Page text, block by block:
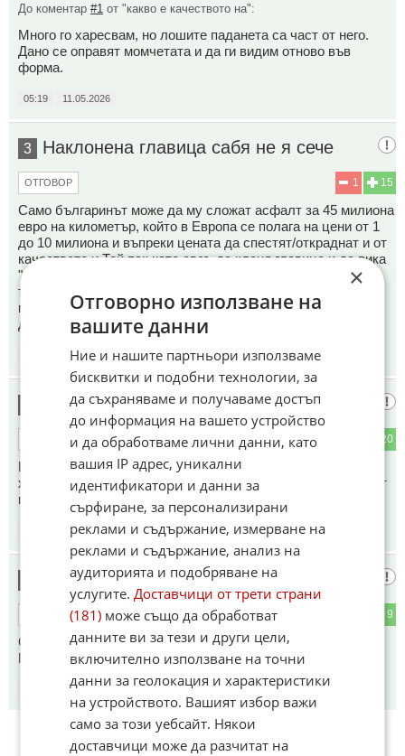
До коментар #1 от "какво е качеството на":
Много го харесвам, но лошите паданета са част от него.
Дано се оправят момчетата и да ги видим отново във
форма.
05:19 11.05.2026
3 Наклонена главица сабя не я сече
15
1
ОТГОВОР
Само българинът може да му сложат асфалт за 45 милиона
евро на километър, който в Европа се полага на цени от 1
до 10 милиона и въпреки цената да спестят/откраднат и от
качеството и Той пак като овсъ да кланя главица и да вика
"А добре е асфалтчето, става, хубаво изглежда по
телевизията" А чужденците ако е вярно че са им платили
много милиони за заснемането, естествено че ще са
доволни. Иначе хубави кадри.
11.05.2026
Ванк0-1
20
ОТГОВОР
Баце, изби световния елит в колезденето с тоя твой
хлъзгав асфалт,то бива кражба, ама дано новите прибират
по-малко.
11.05.2026
Велев
9
ОТГОВОР
Сега от АПИ да им се потърси отговорност за настилката!
КОЙ Е ПРИЕЛ ТОЗИ ПЪТ, СЪД И ЗАТВОР!!!
11.05.2026
×
Отговорно използване на
вашите данни
Ние и нашите партньори използваме
бисквитки и подобни технологии, за
да съхраняваме и получаваме достъп
до информация на вашето устройство
и да обработваме лични данни, като
вашия IP адрес, уникални
идентификатори и данни за
сърфиране, за персонализирани
реклами и съдържание, измерване на
реклами и съдържание, анализ на
аудиторията и подобряване на
услугите.Доставчици от трети страни
(181) може също да обработват
данните ви за тези и други цели,
включително използване на точни
данни за геолокация и характеристики
на устройството. Вашият избор важи
само за този уебсайт. Някои
доставчици може да разчитат на